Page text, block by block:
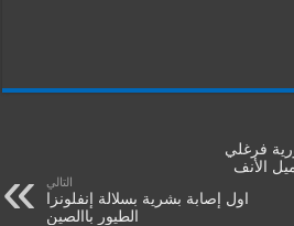
فرغلي
الأنف
التالي
اول إصابة بشرية بسلالة إنفلونزا
الطيور باالصين